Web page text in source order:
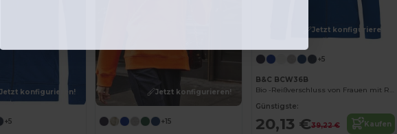
konfigurieren!
+5
Jetzt konfigurieren!
+15
Jetzt konfigurieren!
+5
B&C BCW36B
Bio -Reißverschluss von Frauen mit Reißverschluss
Günstigste:
20,13 €39,22 € Kaufen